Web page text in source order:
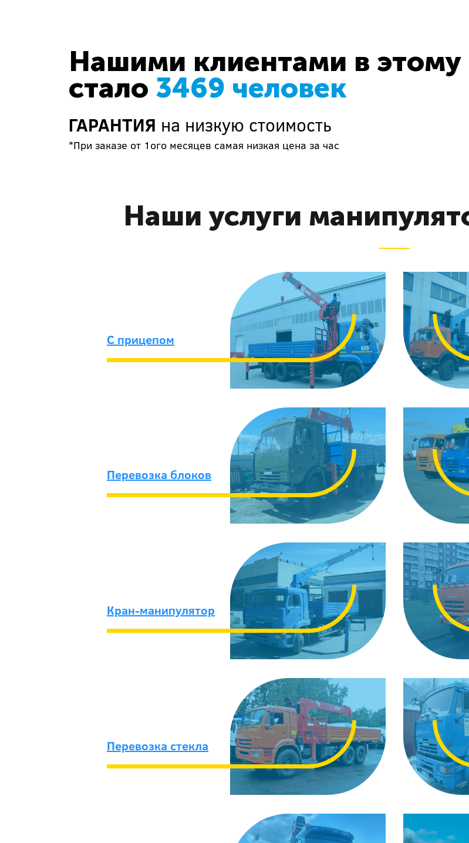
Нашими клиентами в этому
стало 3469 человек
ГАРАНТИЯ на низкую стоимость
*При заказе от 1ого месяцев самая низкая цена за час
Наши услуги
C прицепом
Перевозка блоков
Кран-манипулятор
Перевозка стекла